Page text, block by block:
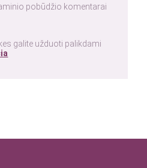
pobūdžio komentarai
galite užduoti palikdami